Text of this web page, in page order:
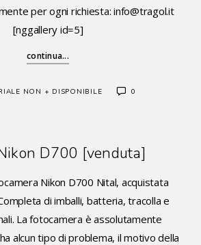
per ogni richiesta: info@tragol.it
[nggallery id=5]
continua...
NON + DISPONIBILE 0
D700 [venduta]
Nikon D700 Nital, acquistata
di imballi, batteria, tracolla e
La fotocamera è assolutamente
alcun tipo di problema, il motivo della